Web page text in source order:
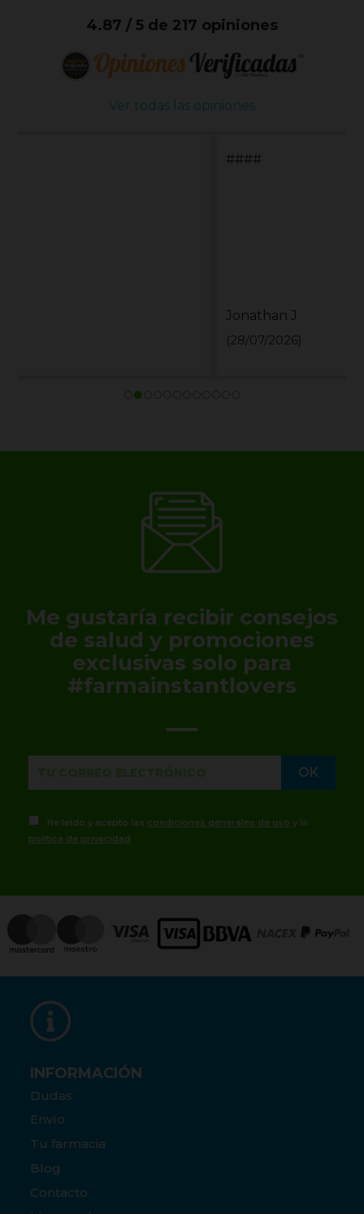
4.87 / 5 de 217 opiniones
Ver todas las opiniones
Me gustaría recibir consejos
de salud y promociones
exclusivas solo para
#farmainstantlovers
He leído y acepto las condiciones generales de uso y la
política de privacidad
INFORMACIÓN
Dudas
Envío
Tu farmacia
Blog
Contacto